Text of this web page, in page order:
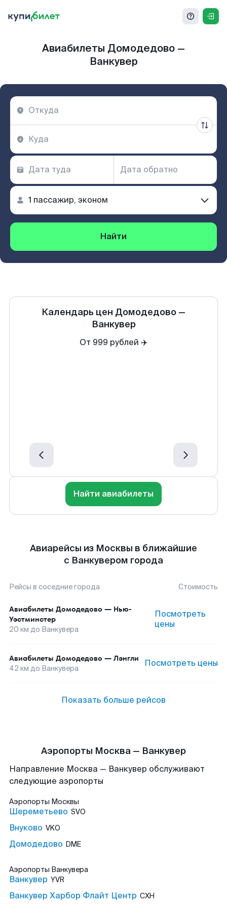
Авиабилеты Домодедово —
Ванкувер
Найти
Календарь цен Домодедово —
Ванкувер
От 999 рублей ✈️
Найти авиабилеты
Авиарейсы из Москвы в ближайшие
с Ванкувером города
Рейсы в соседние города Стоимость
Авиабилеты Домодедово — Нью-
Уэстминстер
20 км до Ванкувера
Посмотреть
цены
Авиабилеты Домодедово — Лэнгли
42 км до Ванкувера Посмотреть цены
Показать больше рейсов
Аэропорты Москва — Ванкувер
Направление Москва — Ванкувер обслуживают
следующие аэропорты
Аэропорты Москвы
Шереметьево SVO
Внуково VKO
Домодедово DME
Аэропорты Ванкувера
Ванкувер YVR
Ванкувер Харбор Флайт Центр CXH